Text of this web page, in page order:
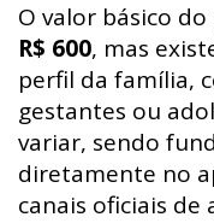
O valor básico
R$ 600, mas
perfil da família,
gestantes ou
variar, sendo
diretamente no
canais oficiais